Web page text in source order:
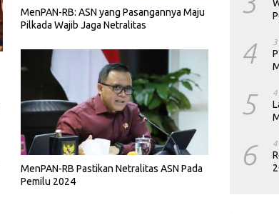
MenPAN-RB: ASN yang Pasangannya Maju
Pilkada Wajib Jaga Netralitas
MenPAN-RB Pastikan Netralitas ASN Pada
Pemilu 2024
4
5
6